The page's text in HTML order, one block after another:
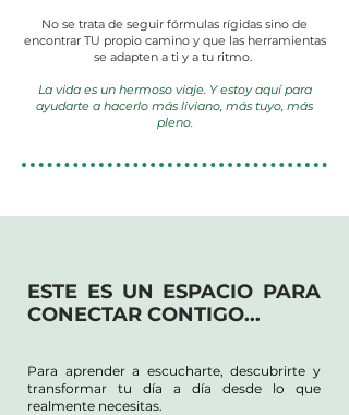
No se trata de seguir fórmulas rígidas sino de
encontrar TU propio camino y que las herramientas
se adapten a ti y a tu ritmo.
La vida es un hermoso viaje. Y estoy aquí para
ayudarte a hacerlo más liviano, más tuyo, más
pleno.
ESTE ES UN ESPACIO PARA
CONECTAR CONTIGO...
Para aprender a escucharte, descubrirte y
transformar tu día a día desde lo que
realmente necesitas.